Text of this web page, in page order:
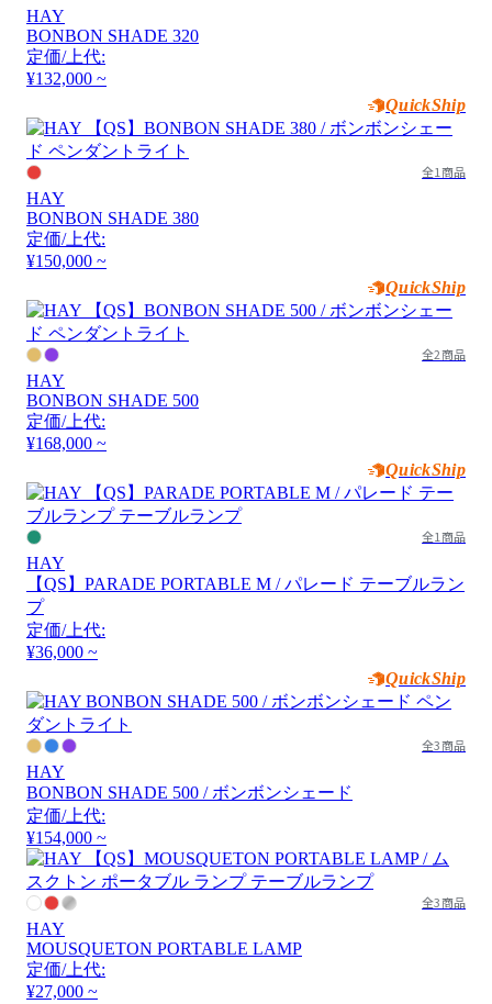
HAY
BONBON SHADE 320
定価/上代:
¥132,000 ~
QuickShip
全1商品
HAY
BONBON SHADE 380
定価/上代:
¥150,000 ~
QuickShip
全2商品
HAY
BONBON SHADE 500
定価/上代:
¥168,000 ~
QuickShip
全1商品
HAY
【QS】PARADE PORTABLE M / パレード テーブルラン
プ
定価/上代:
¥36,000 ~
QuickShip
全3商品
HAY
BONBON SHADE 500 / ボンボンシェード
定価/上代:
¥154,000 ~
全3商品
HAY
MOUSQUETON PORTABLE LAMP
定価/上代:
¥27,000 ~